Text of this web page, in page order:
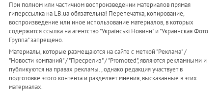
При полном или частичном воспроизведении материалов прямая
гиперссылка на LB.ua обязательна! Перепечатка, копирование,
воспроизведение или иное использование материалов, в которых
содержится ссылка на агентство "Українськi Новини" и "Украинская Фото
Группа" запрещено.
Материалы, которые размещаются на сайте с меткой "Реклама" /
"Новости компаний" / "Пресрелиз" / "Promoted", являются рекламными и
публикуются на правах рекламы. , однако редакция участвует в
подготовке этого контента и разделяет мнения, высказанные в этих
материалах.